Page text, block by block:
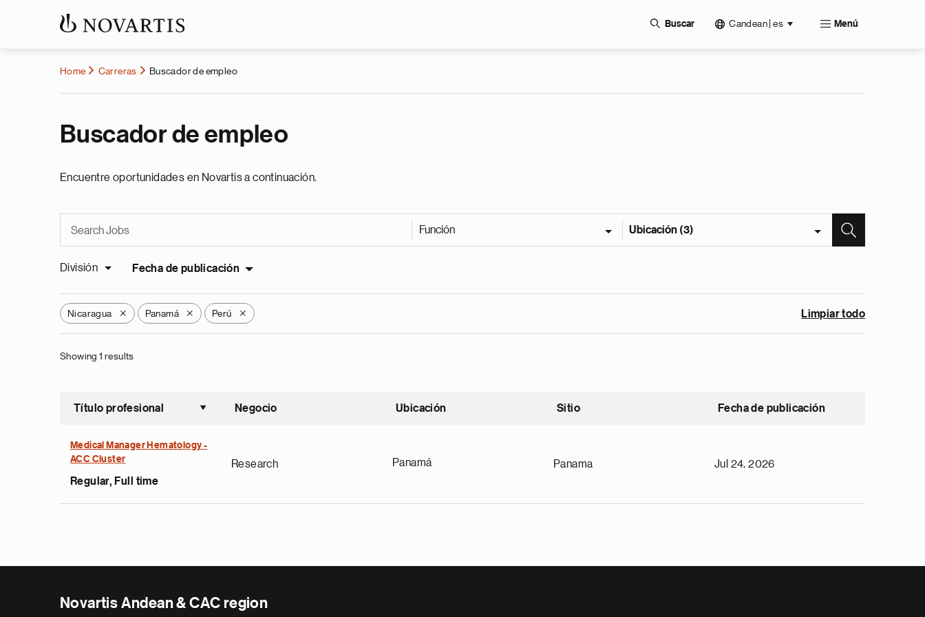
Buscar Candean | es Menú
Home Carreras Buscador de empleo
Buscador de empleo
Encuentre oportunidades en Novartis a continuación.
Función Ubicación (3)
División Fecha de publicación
Nicaragua X Panamá X Perú X Limpiar todo
Showing 1 results
Título profesional
Ordenar ascendente
Negocio Ubicación Sitio Fecha de publicación
Medical Manager Hematology -
ACC Cluster
Regular, Full time
Research Panamá Panama Jul 24, 2026
Novartis Andean & CAC region